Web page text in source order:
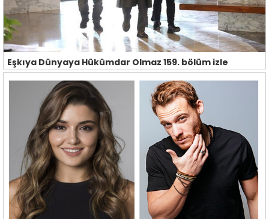
Eşkıya Dünyaya Hükümdar Olmaz 159. bölüm izle